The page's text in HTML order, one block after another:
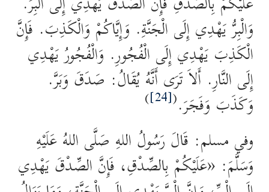
وَالْبِرُّ يَهْدِي إِلَى الْجَنَّةِ. وَإِيَّاكُمْ وَالْكَذِبَ. فَإِنَّ
الْكَذِبَ يَهْدِي إِلَى الْفُجُورِ. وَالْفُجُورُ يَهْدِي
إِلَى النَّارِ. أَلاَ تَرَى أَنَّهُ يُقَالُ: صَدَقَ وَبَرَّ.
وَكَذَبَ وَفَجَرَ.(
[24]
)
وفي مسلم: قَالَ رَسُولُ اللهِ صَلَّى اللهُ عَلَيْهِ
وَسَلَّمَ: «عَلَيْكُمْ بِالصِّدْقِ، فَإِنَّ الصِّدْقَ يَهْدِي